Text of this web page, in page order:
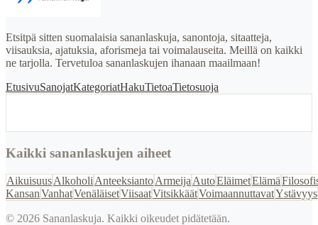
Etsitpä sitten suomalaisia sananlaskuja, sanontoja, sitaatteja,
viisauksia, ajatuksia, aforismeja tai voimalauseita. Meillä on kaikki
ne tarjolla. Tervetuloa sananlaskujen ihanaan maailmaan!
EtusivuSanojatKategoriatHakuTietoaTietosuoja
Kaikki sananlaskujen aiheet
AikuisuusAlkoholi AnteeksiantoArmeija AutoEläimetElämä
KansanVanhatVenäläisetViisaatVitsikkäätVoimaannuttavatYstävyys
© 2026 Sananlaskuja. Kaikki oikeudet pidätetään.